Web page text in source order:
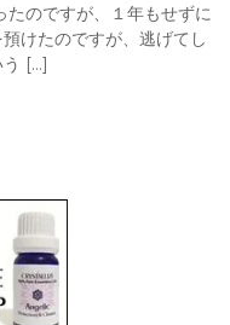
のですが、１年もせずに
けたのですが、逃げてし
う […]